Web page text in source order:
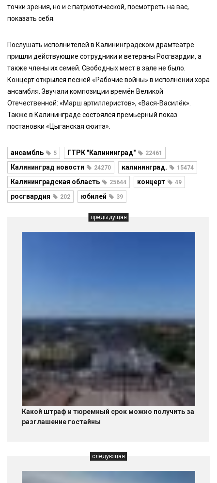
точки зрения, но и с патриотической, посмотреть на вас,
показать себя.
Послушать исполнителей в Калининградском драмтеатре
пришли действующие сотрудники и ветераны Росгвардии, а
также члены их семей. Свободных мест в зале не было.
Концерт открылся песней «Рабочие войны» в исполнении хора
ансамбля. Звучали композиции времён Великой
Отечественной: «Марш артиллеристов», «Вася-Василёк».
Также в Калининграде состоялся премьерный показ
постановки «Цыганская сюита».
ансамбль 5 ГТРК "Калининград" 22461
Калининград новости 24270 калининград. 15474
Калининградская область 25644 концерт 49
росгвардия 202 юбилей 39
предыдущая
Какой штраф и тюремный срок можно получить за
разглашение гостайны
следующая